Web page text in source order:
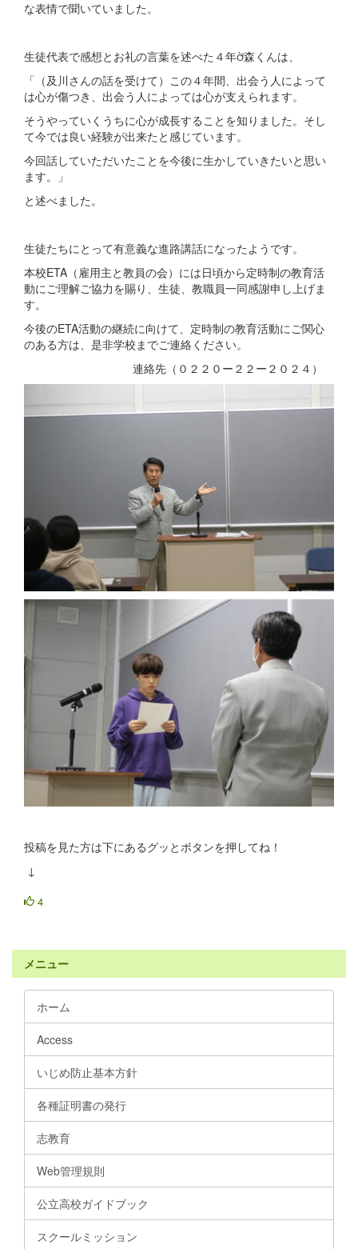
な表情で聞いていました。
生徒代表で感想とお礼の言葉を述べた４年森くんは、
「（及川さんの話を受けて）この４年間、出会う人によって
は心が傷つき、出会う人によっては心が支えられます。
そうやっていくうちに心が成長することを知りました。そし
て今では良い経験が出来たと感じています。
今回話していただいたことを今後に生かしていきたいと思い
ます。」
と述べました。
生徒たちにとって有意義な進路講話になったようです。
本校ETA（雇用主と教員の会）には日頃から定時制の教育活
動にご理解ご協力を賜り、生徒、教職員一同感謝申し上げま
す。
今後のETA活動の継続に向けて、定時制の教育活動にご関心
のある方は、是非学校までご連絡ください。
連絡先（０２２０ー２２ー２０２４）
投稿を見た方は下にあるグッとボタンを押してね！
↓
4
メニュー
ホーム
Access
いじめ防止基本方針
各種証明書の発行
志教育
Web管理規則
公立高校ガイドブック
スクールミッション